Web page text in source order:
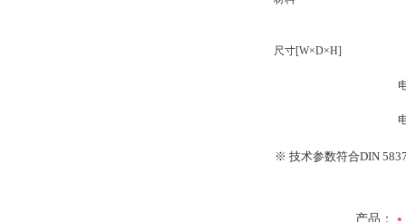
尺寸[W×D×H]
※ 技术参数符合DIN
产品：